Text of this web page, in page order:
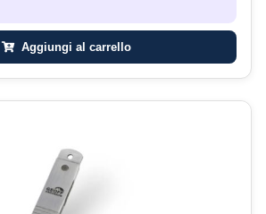
Aggiungi al carrello